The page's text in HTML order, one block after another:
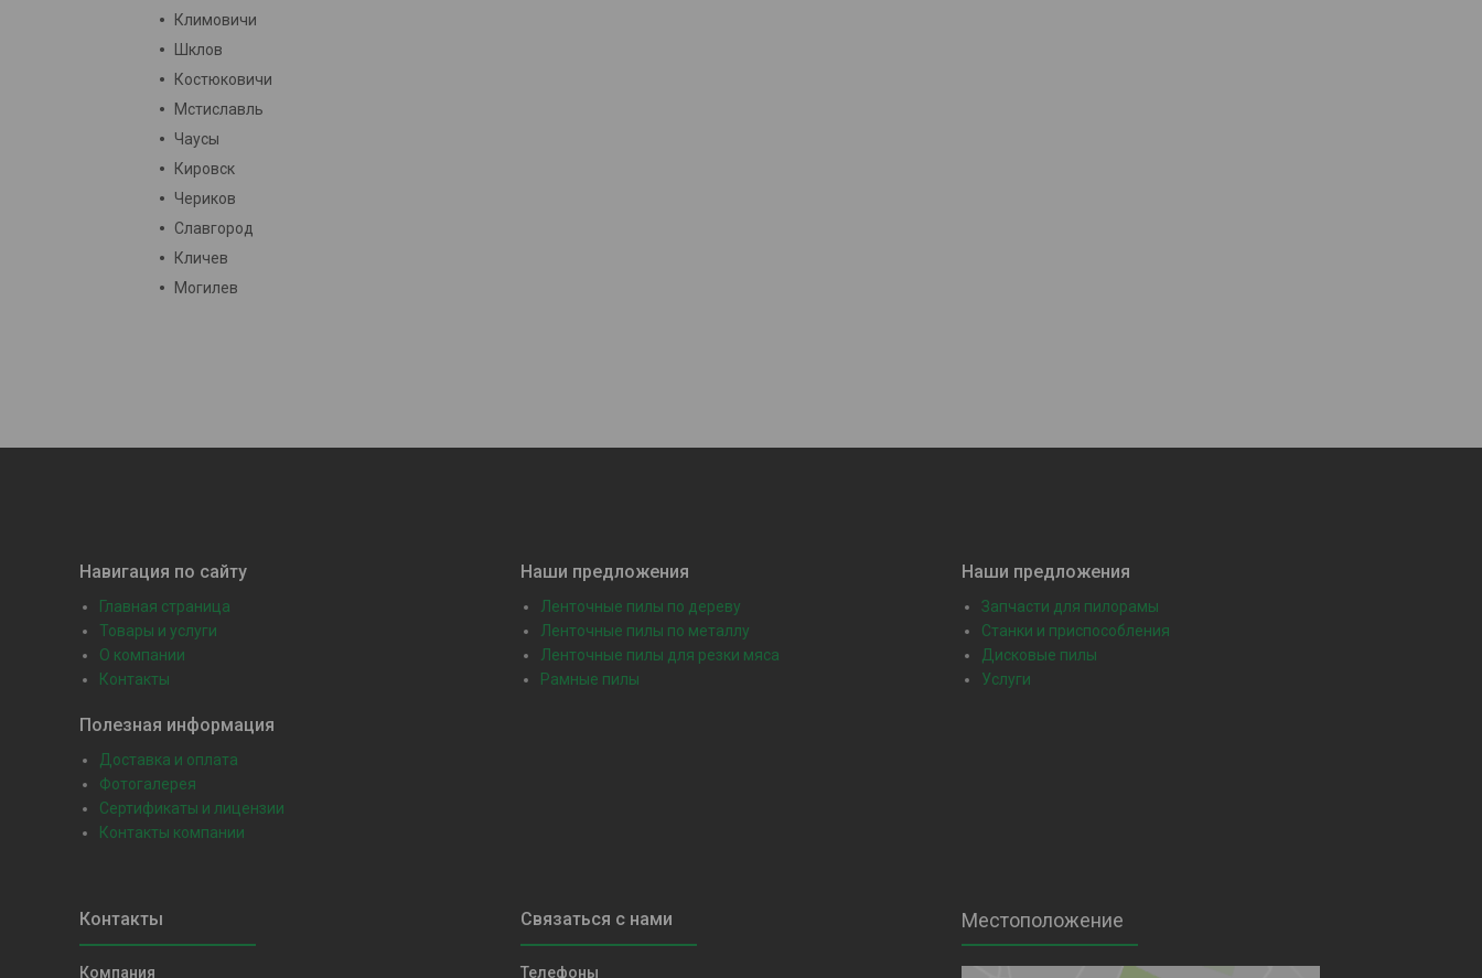
Климовичи
Шклов
Костюковичи
Мстиславль
Чаусы
Кировск
Чериков
Славгород
Кличев
Могилев
Навигация по сайту
Главная страница
Товары и услуги
О компании
Контакты
Наши предложения
Ленточные пилы по дереву
Ленточные пилы по металлу
Ленточные пилы для резки мяса
Рамные пилы
Наши предложения
Запчасти для пилорамы
Станки и приспособления
Дисковые пилы
Услуги
Полезная информация
Доставка и оплата
Фотогалерея
Сертификаты и лицензии
Контакты компании